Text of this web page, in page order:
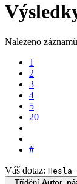
Nalezeno
1
2
3
4
5
20
#
Váš dotaz: Hesla